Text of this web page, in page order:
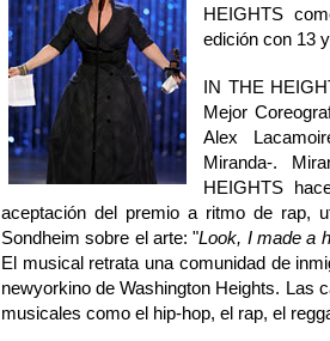
HEIGHTS
edición con 13
IN THE
Mejor
Alex
Miranda-.
HEIGHTS
aceptación del premio a ritmo de rap,
Sondheim sobre el arte: "Look, I made a
El musical retrata una comunidad de
newyorkino de Washington Heights. Las
musicales como el hip-hop, el rap, el